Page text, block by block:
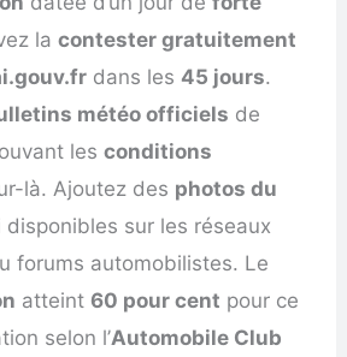
lacontester gratuitement
dans les 45 jours.
météo officiels de
lesconditions
là. Ajoutez des photos du
disponibles sur les réseaux
forums automobilistes. Le
atteint 60 pour cent pour ce
selon l’Automobile Club